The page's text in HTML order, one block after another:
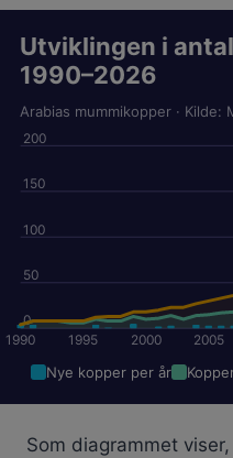
Utviklingen i
1990–2026
Arabias mummikopper · Kilde:
0
50
100
150
200
1990 1995 2000 2005
Nye kopper per år
Som diagrammet